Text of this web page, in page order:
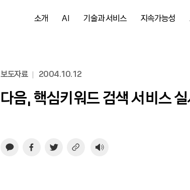
소개 AI 기술과 서비스 지속가능성
보도자료 2004.10.12
다음, 핵심키워드 검색 서비스